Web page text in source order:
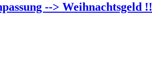
--> Weihnachtsgeld !!